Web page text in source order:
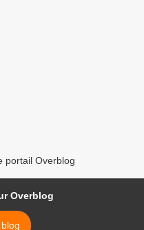
portail Overblog
Overblog